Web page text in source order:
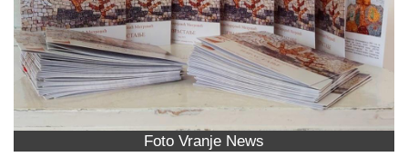
Foto Vranje News